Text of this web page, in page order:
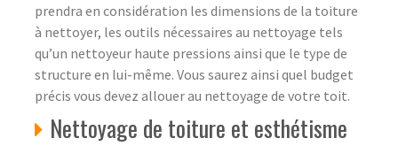
prendra en considération les dimensions de la toiture
à nettoyer, les outils nécessaires au nettoyage tels
qu’un nettoyeur haute pressions ainsi que le type de
structure en lui-même. Vous saurez ainsi quel budget
précis vous devez allouer au nettoyage de votre toit.
Nettoyage de toiture et esthétisme